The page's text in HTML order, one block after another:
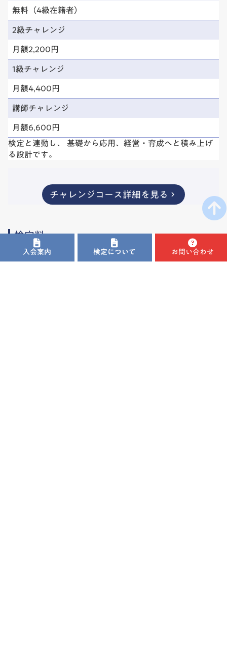
無料（4級在籍者）
2級チャレンジ
月額2,200円
1級チャレンジ
月額4,400円
講師チャレンジ
月額6,600円
検定と連動し、 基礎から応用、経営・育成へと積み上げ
る設計です。
チャレンジコース詳細を見る keyboard_arrow_right
検定料
１級免許
入会案内 検定について お問い合わせ